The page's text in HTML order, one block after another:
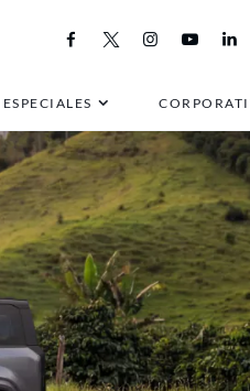
ESPECIALES